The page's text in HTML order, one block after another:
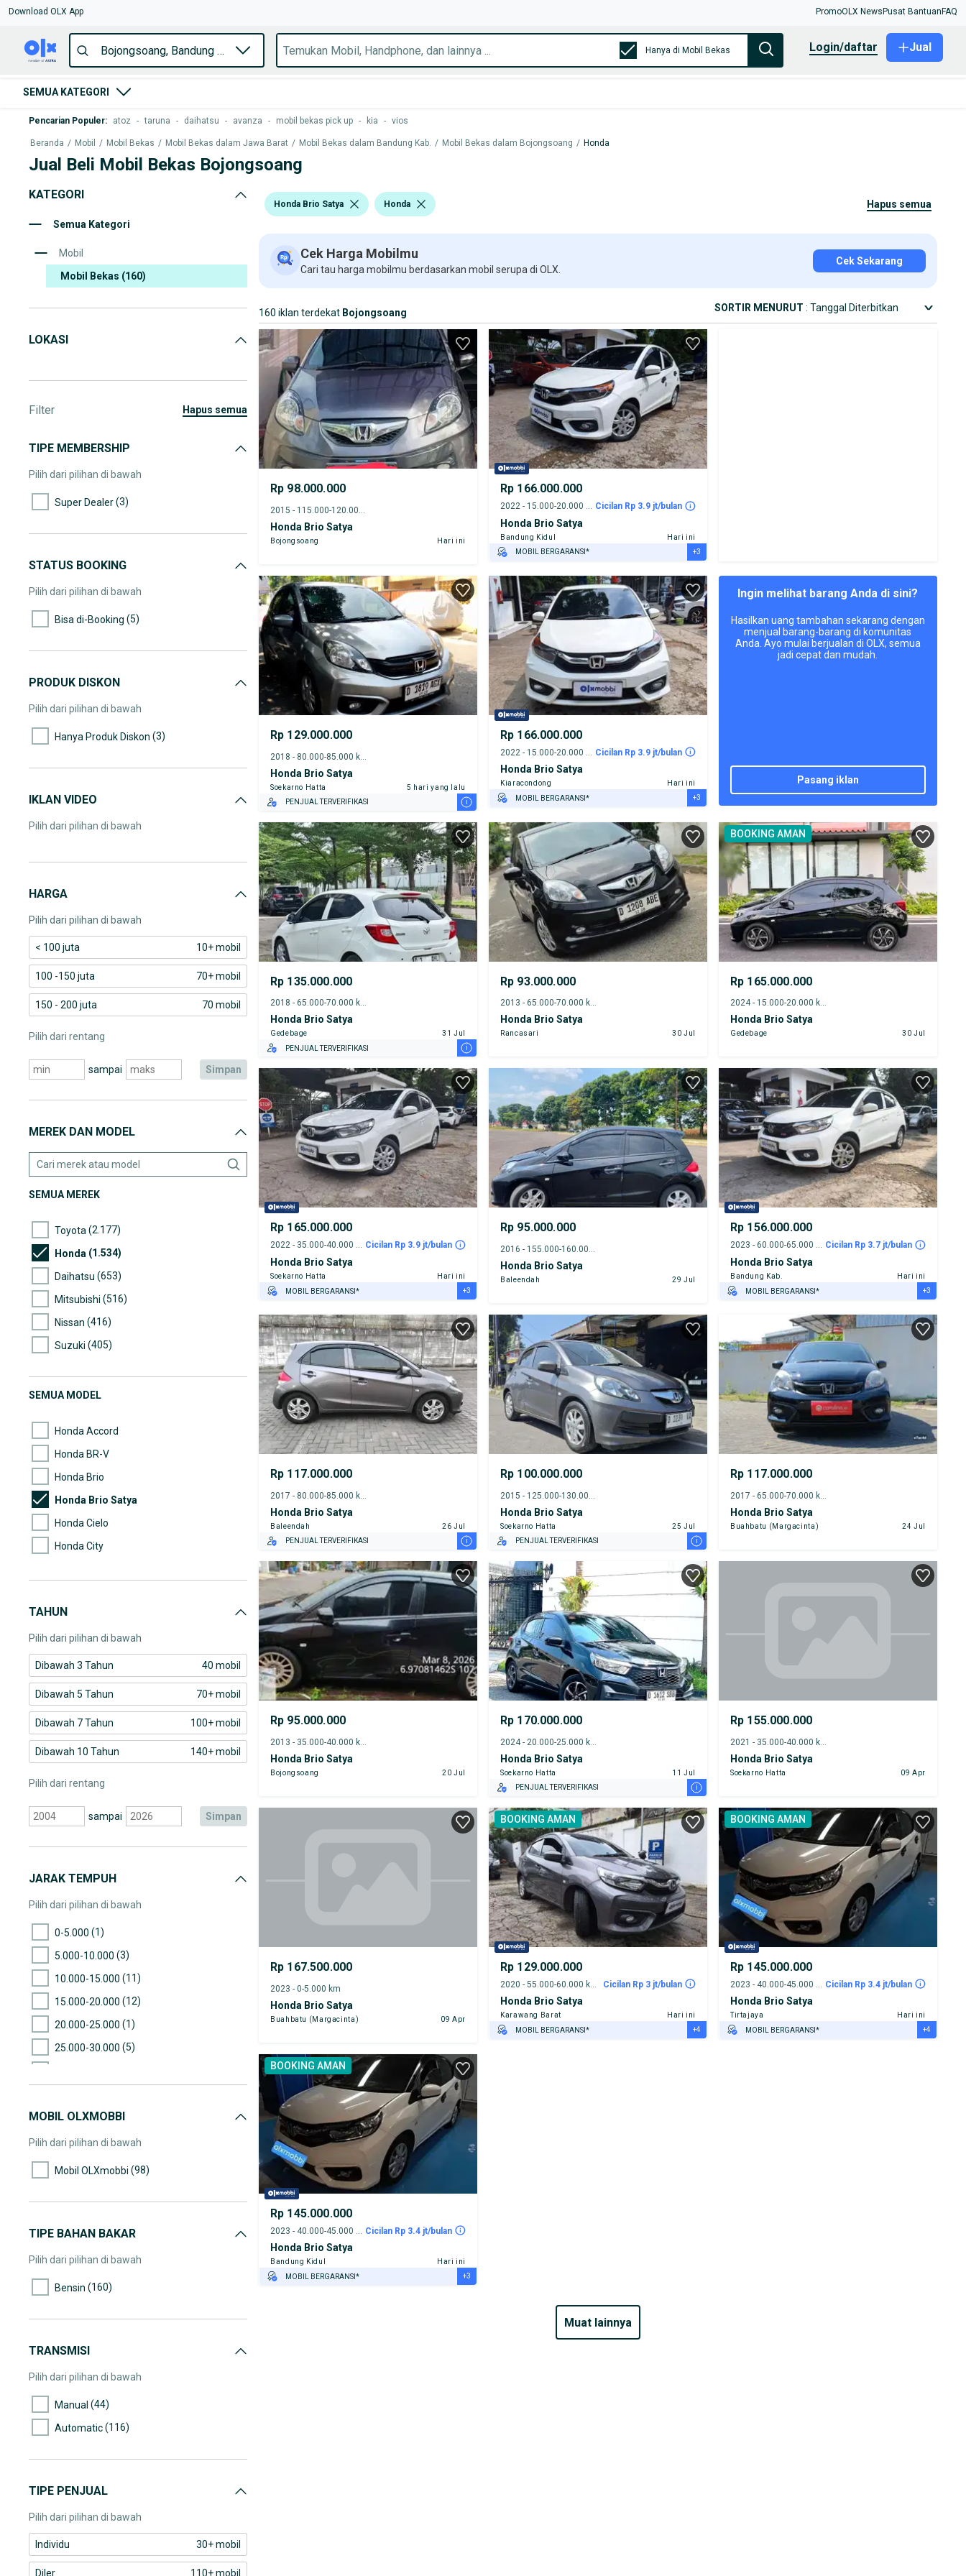
Download OLX App PromoOLX News Pusat Bantuan FAQ
Hanya di Mobil Bekas login/daftar Jual
SEMUA KATEGORI
Pencarian Populer: atoz - taruna - daihatsu - avanza - mobil bekas pick up - kia - vios
Beranda / Mobil / Mobil Bekas / Mobil Bekas dalam Jawa Barat / Mobil Bekas dalam Bandung Kab. / Mobil Bekas dalam Bojongsoang / Honda
Jual Beli Mobil Bekas Bojongsoang
KATEGORI
Semua Kategori
Mobil
Mobil Bekas (160)
LOKASI
Filter hapus semua
TIPE MEMBERSHIP
Pilih dari pilihan di bawah
Super Dealer(3)
STATUS BOOKING
Pilih dari pilihan di bawah
Bisa di-Booking (5)
PRODUK DISKON
Pilih dari pilihan di bawah
Hanya Produk Diskon (3)
IKLAN VIDEO
Pilih dari pilihan di bawah
HARGA
Pilih dari pilihan di bawah
< 100 juta 10+ mobil
100 -150 juta 70+ mobil
150 - 200 juta 70 mobil
Pilih dari rentang
sampai simpan
MEREK DAN MODEL
SEMUA MEREK
Toyota (2.177)
Honda (1.534)
Daihatsu (653)
Mitsubishi (516)
Nissan (416)
Suzuki (405)
Mazda(193)
SEMUA MODEL
Honda Accord
Honda BR-V
Honda Brio
Honda Brio Satya
Honda Cielo
Honda City
Honda CR-V
TAHUN
Pilih dari pilihan di bawah
Dibawah 3 Tahun 40 mobil
Dibawah 5 Tahun 70+ mobil
Dibawah 7 Tahun 100+ mobil
Dibawah 10 Tahun 140+ mobil
Pilih dari rentang
sampai simpan
JARAK TEMPUH
Pilih dari pilihan di bawah
0-5.000 (1)
5.000-10.000 (3)
10.000-15.000 (11)
15.000-20.000 (12)
20.000-25.000 (1)
25.000-30.000 (5)
40.000-45.000
45.000-50.000(12)
65.000-70.000(10)
70.000-75.000
(8)
90.000-95.000
120.000-125.000(1)
125.000-130.000
155.000-160.000
MOBIL OLXMOBBI
Pilih dari pilihan di bawah
Mobil OLXmobbi (98)
TIPE BAHAN BAKAR
Pilih dari pilihan di bawah
Bensin (160)
TRANSMISI
Pilih dari pilihan di bawah
Manual (44)
Automatic(116)
TIPE PENJUAL
Pilih dari pilihan di bawah
Individu 30+ mobil
Diler 110+ mobil
Honda Brio Satya Honda hapus semua
Cek Harga Mobilmu
Cari tau harga mobilmu berdasarkan mobil serupa di OLX.
Cek Sekarang
160 iklan terdekat Bojongsoang SORTIR MENURUT : Tanggal Diterbitkan
Rp 98.000.000
Honda Brio Satya
Bojongsoang Hari ini
Rp 166.000.000
2022 - 15.000-20.000 km Cicilan Rp 3.9 jt/bulan
Honda Brio Satya
Bandung Kidul
Hari ini
MOBIL BERGARANSI*
TEST DRIVE DARI RUMAH
GRATIS BIAYA JASA PERAWATAN*
+3
Rp 129.000.000
Honda Brio Satya
Soekarno Hatta
5 hari yang lalu
PENJUAL TERVERIFIKASI
i
Rp 166.000.000
Cicilan Rp 3.9 jt/bulan
Honda Brio Satya
Kiaracondong
Hari ini
MOBIL BERGARANSI*
TEST DRIVE DARI RUMAH
GRATIS BIAYA JASA PERAWATAN*
+3
Ingin melihat barang Anda di sini?
Hasilkan uang tambahan sekarang dengan
menjual barang-barang di komunitas
Anda. Ayo mulai berjualan di OLX, semua
jadi cepat dan mudah.
pasang iklan
Rp 135.000.000
2018 - 65.000-70.000 km
Honda Brio Satya
Gedebage
31 Jul
PENJUAL TERVERIFIKASI
i
Rp 93.000.000
2013 - 65.000-70.000 km
Honda Brio Satya
Rancasari 30 Jul
BOOKING AMAN
Rp 165.000.000
2024 - 15.000-20.000 km
Honda Brio Satya
Gedebage 30 Jul
Rp 165.000.000
2022 - 35.000-40.000 km Cicilan Rp 3.9 jt/bulan
Honda Brio Satya
Soekarno Hatta
Hari ini
MOBIL BERGARANSI*
TEST DRIVE DARI RUMAH
GRATIS BIAYA JASA PERAWATAN*
+3
Rp 95.000.000
2016 - 155.000-160.000 km
Honda Brio Satya
Baleendah 29 Jul
Rp 156.000.000
2023 - 60.000-65.000 km Cicilan Rp 3.7 jt/bulan
Honda Brio Satya
Bandung Kab.
Hari ini
MOBIL BERGARANSI*
TEST DRIVE DARI RUMAH
GRATIS BIAYA JASA PERAWATAN*
+3
Rp 117.000.000
2017 - 80.000-85.000 km
Honda Brio Satya
Baleendah
26 Jul
PENJUAL TERVERIFIKASI
i
Rp 100.000.000
2015 - 125.000-130.000 km
Honda Brio Satya
Soekarno Hatta
25 Jul
PENJUAL TERVERIFIKASI
i
Rp 117.000.000
2017 - 65.000-70.000 km
Honda Brio Satya
Buahbatu (Margacinta) 24 Jul
Rp 95.000.000
Honda Brio Satya
Bojongsoang 20 Jul
Rp 170.000.000
2024 - 20.000-25.000 km
Honda Brio Satya
Soekarno Hatta
11 Jul
PENJUAL TERVERIFIKASI
i
Rp 155.000.000
2021 - 35.000-40.000 km
Honda Brio Satya
Soekarno Hatta 09 Apr
Rp 167.500.000
2023 - 0-5.000 km
Honda Brio Satya
Buahbatu (Margacinta) 09 Apr
BOOKING AMAN
Rp 129.000.000
2020 - 55.000-60.000 km Cicilan Rp 3 jt/bulan
Honda Brio Satya
Karawang Barat
Hari ini
MOBIL BERGARANSI*
+4
BOOKING AMAN
Rp 145.000.000
Cicilan Rp 3.4 jt/bulan
Honda Brio Satya
Tirtajaya
Hari ini
MOBIL BERGARANSI*
+4
BOOKING AMAN
Rp 145.000.000
Cicilan Rp 3.4 jt/bulan
Honda Brio Satya
Bandung Kidul
Hari ini
MOBIL BERGARANSI*
+3
muat lainnya